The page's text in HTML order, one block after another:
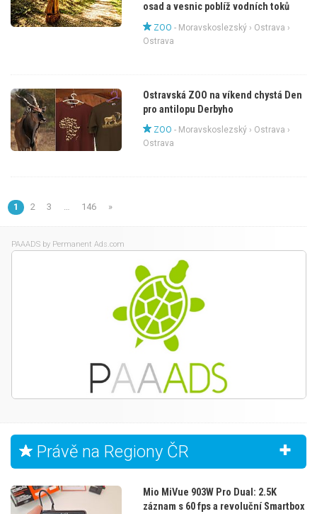
osad a vesnic poblíž vodních toků
ZOO - Moravskoslezský› Ostrava ›
Ostrava
Ostravská ZOO na víkend chystá Den
pro antilopu Derbyho
ZOO - Moravskoslezský› Ostrava ›
Ostrava
1 2 3 … 146 »
PAAADS by Permanent Ads.com
Právě na Regiony ČR
Mio MiVue 903W Pro Dual: 2.5K
záznam s 60 fps a revoluční Smartbox